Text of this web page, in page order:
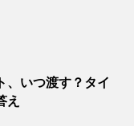
、いつ渡す？タイ
え